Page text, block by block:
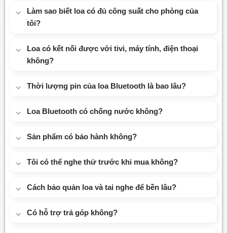
Làm sao biết loa có đủ công suất cho phòng của
tôi?
Loa có kết nối được với tivi, máy tính, điện thoại
không?
Thời lượng pin của loa Bluetooth là bao lâu?
Loa Bluetooth có chống nước không?
Sản phẩm có bảo hành không?
Tôi có thể nghe thử trước khi mua không?
Cách bảo quản loa và tai nghe để bền lâu?
Có hỗ trợ trả góp không?